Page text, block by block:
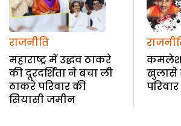
राजनीति
महाराष्ट्र में उद्धव ठाकरे
की दूरदर्शिता ने बचा ली
ठाकरे परिवार की
सियासी जमीन
कमलेश
खुलासे
परिवार